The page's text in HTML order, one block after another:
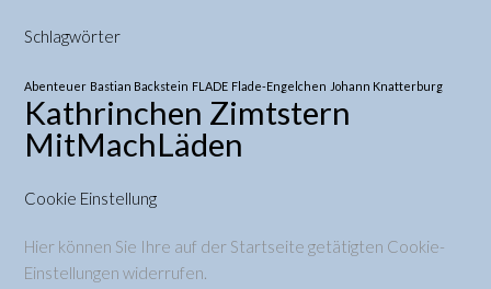
Schlagwörter
Abenteuer Bastian Backstein FLADE Flade-Engelchen Johann Knatterburg
Kathrinchen Zimtstern
MitMachLäden
Cookie Einstellung
Hier können Sie Ihre auf der Startseite getätigten Cookie-
Einstellungen widerrufen.